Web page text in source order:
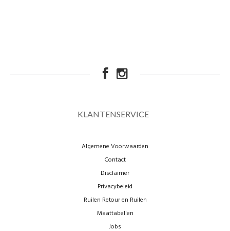
KLANTENSERVICE
Algemene Voorwaarden
Contact
Disclaimer
Privacybeleid
Ruilen Retour en Ruilen
Maattabellen
Jobs